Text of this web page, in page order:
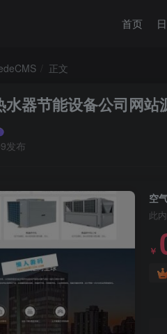
首页
正文
水器节能设备公司网
发布
此
￥